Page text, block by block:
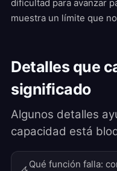
dificultad para avanzar
muestra un límite que
Detalles que
significado
Algunos detalles
capacidad está
Qué función falla: